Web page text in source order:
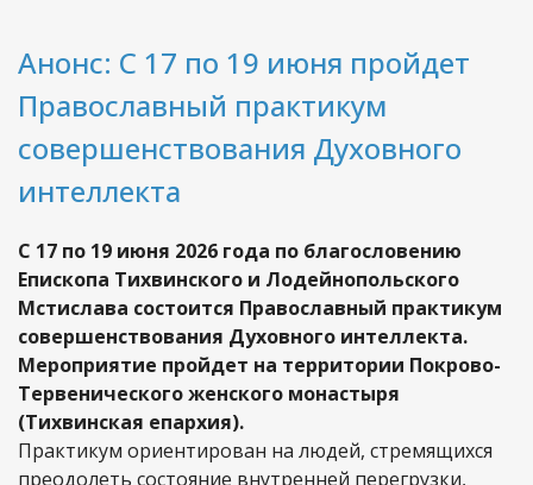
Анонс: С 17 по 19 июня пройдет
Православный практикум
совершенствования Духовного
интеллекта
С 17 по 19 июня 2026 года по благословению
Епископа Тихвинского и Лодейнопольского
Мстислава состоится Православный практикум
совершенствования Духовного интеллекта.
Мероприятие пройдет на территории Покрово-
Тервенического женского монастыря
(Тихвинская епархия).
Практикум ориентирован на людей, стремящихся
преодолеть состояние внутренней перегрузки,